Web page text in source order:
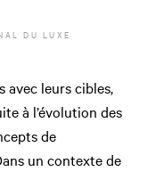
DU LUXE
avec leurs cibles,
à l’évolution des
de
un contexte de